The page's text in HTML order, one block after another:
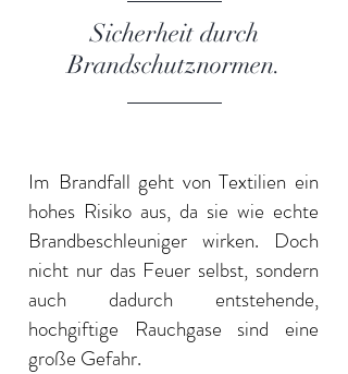
Sicherheit durch
Brandschutznormen.
Im Brandfall geht von Textilien ein
hohes Risiko aus, da sie wie echte
Brandbeschleuniger wirken. Doch
nicht nur das Feuer selbst, sondern
auch dadurch entstehende,
hochgiftige Rauchgase sind eine
große Gefahr.